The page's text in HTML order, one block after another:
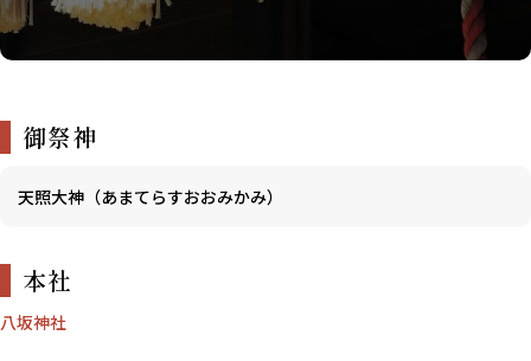
御祭神
天照大神（あまてらすおおみかみ）
本社
八坂神社